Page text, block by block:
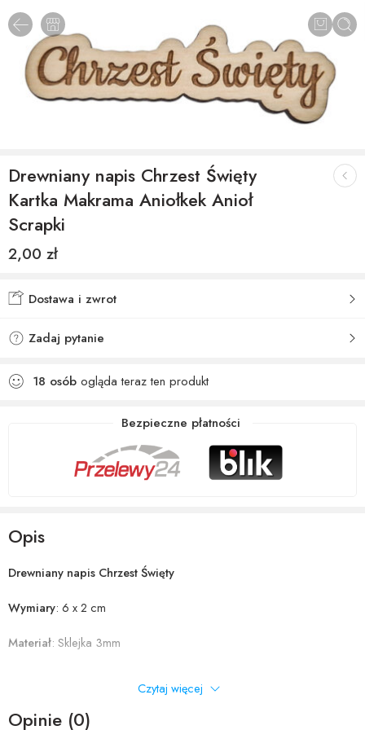
Drewniany napis Chrzest Święty
Kartka Makrama Aniołkek Anioł
Scrapki
2,00 zł
Dostawa i zwrot
Zadaj pytanie
18 osób ogląda teraz ten produkt
Bezpieczne płatności
Opis
Drewniany napis Chrzest Święty
Wymiary: 6 x 2 cm
Materiał: Sklejka 3mm
okolicznościowych i wielu innych rzeczy
Czytaj więcej
Opinie (0)